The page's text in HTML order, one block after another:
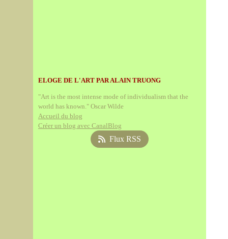
ELOGE DE L'ART PAR ALAIN TRUONG
"Art is the most intense mode of individualism that the
world has known." Oscar Wilde
Accueil du blog
Créer un blog avec CanalBlog
Flux RSS